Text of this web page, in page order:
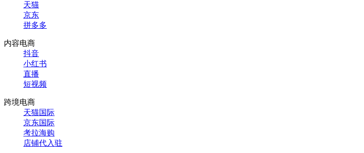
天猫
京东
拼多多
内容电商
抖音
小红书
直播
短视频
跨境电商
天猫国际
京东国际
考拉海购
店铺代入驻